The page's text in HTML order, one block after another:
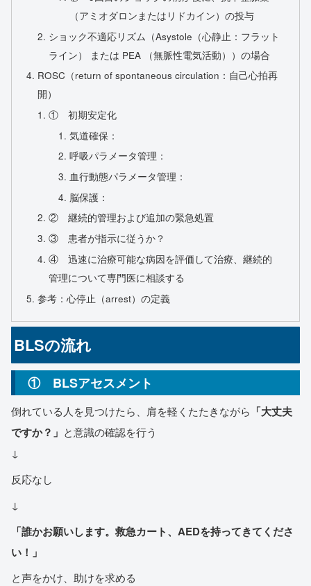
（アミオダロンまたはリドカイン）の投与
ショック不適応リズム（Asystole（心静止：フラット
ライン） または PEA （無脈性電気活動））の場合
ROSC（return of spontaneous circulation：自己心拍再
開）
① 初期安定化
気道確保：
呼吸パラメータ管理：
血行動態パラメータ管理：
脳保護：
② 継続的管理および追加の緊急処置
③ 患者が指示に従うか？
④ 迅速に治療可能な病因を評価して治療、継続的
管理について専門医に相談する
参考：心停止（arrest）の定義
BLSの流れ
① BLSアセスメント
倒れている人を見つけたら、肩を軽くたたきながら 「大丈夫
ですか？」 と意識の確認を行う
↓
反応なし
↓
「誰かお願いします。救急カート、AEDを持ってきてくださ
い！」
と声をかけ、助けを求める